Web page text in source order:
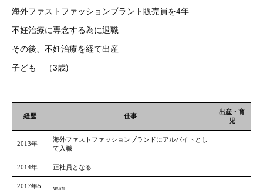
海外ファストファッションブラント販売員を4年
不妊治療に専念する為に退職
その後、不妊治療を経て出産
子ども （3歳)